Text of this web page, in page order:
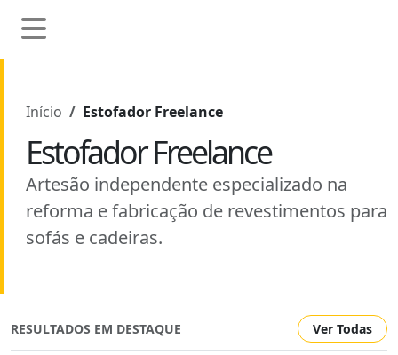
Início Estofador Freelance
Estofador Freelance
Artesão independente especializado na
reforma e fabricação de revestimentos para
sofás e cadeiras.
RESULTADOS EM DESTAQUE Ver Todas